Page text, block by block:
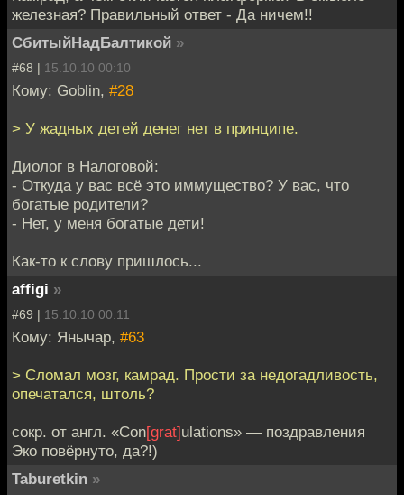
железная? Правильный ответ - Да ничем!!
СбитыйНадБалтикой »
#68 | 15.10.10 00:10
Кому: Goblin, #28
> У жадных детей денег нет в принципе.
Диолог в Налоговой:
- Откуда у вас всё это иммущество? У вас, что
богатые родители?
- Нет, у меня богатые дети!
Как-то к слову пришлось...
affigi »
#69 | 15.10.10 00:11
Кому: Янычар, #63
> Сломал мозг, камрад. Прости за недогадливость,
опечатался, штоль?
сокр. от англ. «Con[grat]ulations» — поздравления
Эко повёрнуто, да?!)
Taburetkin »